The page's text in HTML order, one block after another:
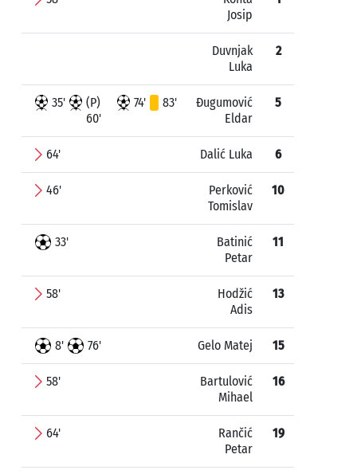
Josip
Duvnjak
Luka
2
35'
(P)
60'
74' 83'
Đugumović
Eldar
5
64' Dalić Luka 6
46'
Perković
Tomislav
10
33'
Batinić
Petar
11
58'
Hodžić
Adis
13
8' 76' Gelo Matej 15
58'
Bartulović
Mihael
16
64'
Rančić
Petar
19